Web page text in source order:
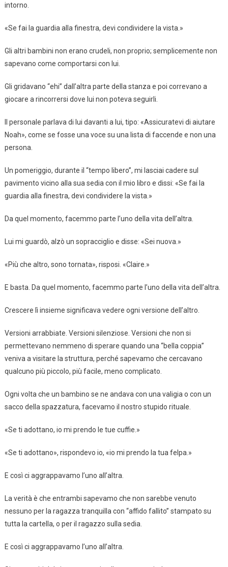
intorno.
«Se fai la guardia alla finestra, devi condividere la vista.»
Gli altri bambini non erano crudeli, non proprio; semplicemente non
sapevano come comportarsi con lui.
Gli gridavano “ehi” dall’altra parte della stanza e poi correvano a
giocare a rincorrersi dove lui non poteva seguirli.
Il personale parlava di lui davanti a lui, tipo: «Assicuratevi di aiutare
Noah», come se fosse una voce su una lista di faccende e non una
persona.
Un pomeriggio, durante il “tempo libero”, mi lasciai cadere sul
pavimento vicino alla sua sedia con il mio libro e dissi: «Se fai la
guardia alla finestra, devi condividere la vista.»
Da quel momento, facemmo parte l’uno della vita dell’altra.
Lui mi guardò, alzò un sopracciglio e disse: «Sei nuova.»
«Più che altro, sono tornata», risposi. «Claire.»
E basta. Da quel momento, facemmo parte l’uno della vita dell’altra.
Crescere lì insieme significava vedere ogni versione dell’altro.
Versioni arrabbiate. Versioni silenziose. Versioni che non si
permettevano nemmeno di sperare quando una “bella coppia”
veniva a visitare la struttura, perché sapevamo che cercavano
qualcuno più piccolo, più facile, meno complicato.
Ogni volta che un bambino se ne andava con una valigia o con un
sacco della spazzatura, facevamo il nostro stupido rituale.
«Se ti adottano, io mi prendo le tue cuffie.»
«Se ti adottano», rispondevo io, «io mi prendo la tua felpa.»
E così ci aggrappavamo l’uno all’altra.
La verità è che entrambi sapevamo che non sarebbe venuto
nessuno per la ragazza tranquilla con “affido fallito” stampato su
tutta la cartella, o per il ragazzo sulla sedia.
E così ci aggrappavamo l’uno all’altra.